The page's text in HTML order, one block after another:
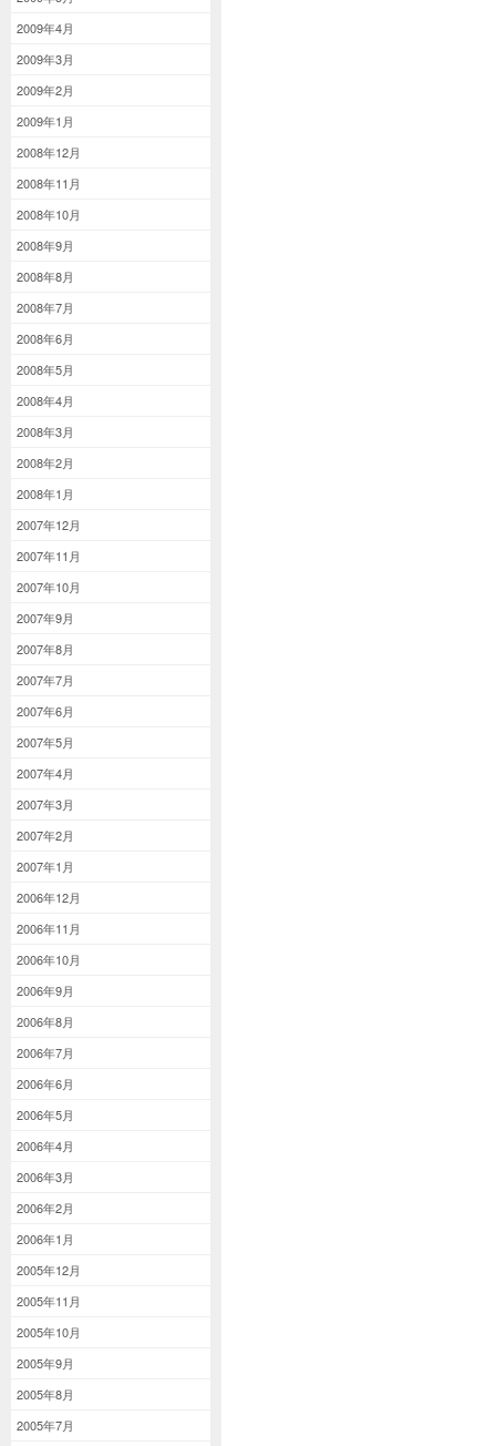
2009年4月
2009年3月
2009年2月
2009年1月
2008年12月
2008年11月
2008年10月
2008年9月
2008年8月
2008年7月
2008年6月
2008年5月
2008年4月
2008年3月
2008年2月
2008年1月
2007年12月
2007年11月
2007年10月
2007年9月
2007年8月
2007年7月
2007年6月
2007年5月
2007年4月
2007年3月
2007年2月
2007年1月
2006年12月
2006年11月
2006年10月
2006年9月
2006年8月
2006年7月
2006年6月
2006年5月
2006年4月
2006年3月
2006年2月
2006年1月
2005年12月
2005年11月
2005年10月
2005年9月
2005年8月
2005年7月